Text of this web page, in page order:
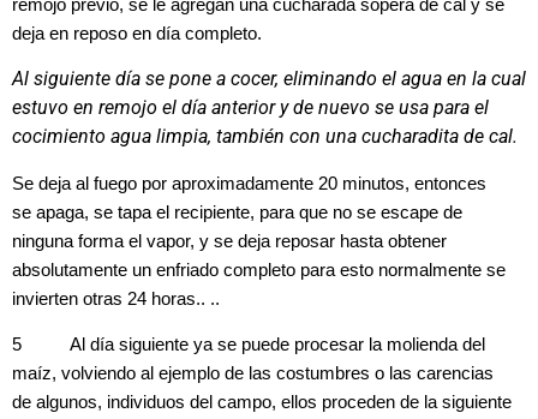
remojo previo, se le agregan una cucharada sopera de cal y se
deja en reposo en día completo.
Al siguiente día se pone a cocer, eliminando el agua en la cual
estuvo en remojo el día anterior y de nuevo se usa para el
cocimiento agua limpia, también con una cucharadita de cal.
Se deja al fuego por aproximadamente 20 minutos, entonces
se apaga, se tapa el recipiente, para que no se escape de
ninguna forma el vapor, y se deja reposar hasta obtener
absolutamente un enfriado completo para esto normalmente se
invierten otras 24 horas.. ..
5 Al día siguiente ya se puede procesar la molienda del
maíz, volviendo al ejemplo de las costumbres o las carencias
de algunos, individuos del campo, ellos proceden de la siguiente